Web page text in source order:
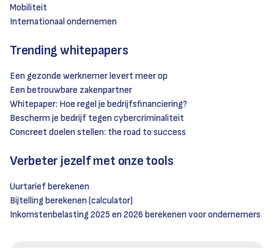
Mobiliteit
Internationaal ondernemen
Trending whitepapers
Een gezonde werknemer levert meer op
Een betrouwbare zakenpartner
Whitepaper: Hoe regel je bedrijfsfinanciering?
Bescherm je bedrijf tegen cybercriminaliteit
Concreet doelen stellen: the road to success
Verbeter jezelf met onze tools
Uurtarief berekenen
Bijtelling berekenen (calculator)
Inkomstenbelasting 2025 en 2026 berekenen voor ondernemers